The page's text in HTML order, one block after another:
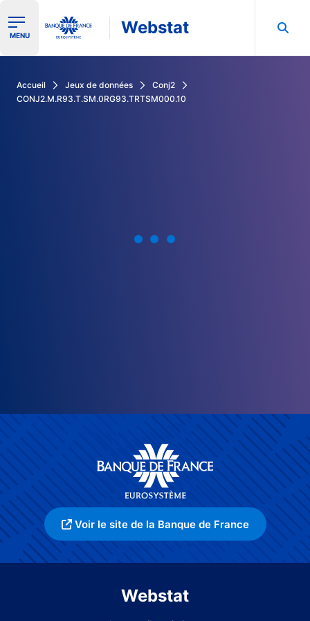
Ouvrir le menu de navigation
MENU Webstat
Accueil Jeux de données
Conj2
CONJ2.M.R93.T.SM.0RG93.TRTSM000.10
Voir le site de la Banque de France
Webstat